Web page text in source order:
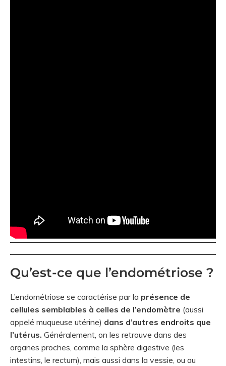
Qu’est-ce que l’endométriose ?
L’endométriose se caractérise par la présence de
cellules semblables à celles de l’endomètre (aussi
appelé muqueuse utérine) dans d’autres endroits que
l’utérus. Généralement, on les retrouve dans des
organes proches, comme la sphère digestive (les
intestins, le rectum), mais aussi dans la vessie, ou au